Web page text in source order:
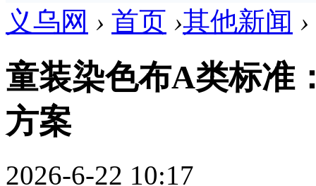
义乌网 › 首页 ›其他新闻 ›
童装染色布A类标准
方案
2026-6-22 10:17